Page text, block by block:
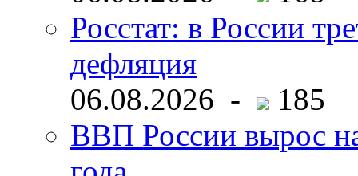
Росстат: в России
дефляция
06.08.2026 -
185
ВВП России вырос